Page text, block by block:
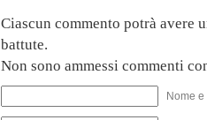
Ciascun commento potrà avere
battute.
Non sono ammessi commenti
Nome